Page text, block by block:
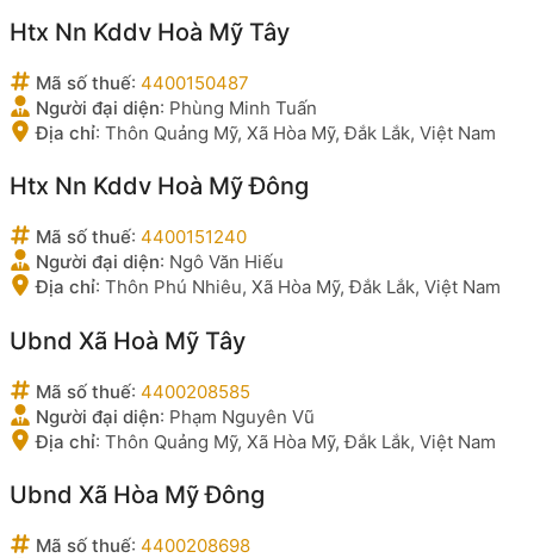
Htx Nn Kddv Hoà Mỹ Tây
Mã số thuế: 4400150487
Người đại diện: Phùng Minh Tuấn
Địa chỉ: Thôn Quảng Mỹ, Xã Hòa Mỹ, Đắk Lắk, Việt Nam
Htx Nn Kddv Hoà Mỹ Đông
Mã số thuế: 4400151240
Người đại diện: Ngô Văn Hiếu
Địa chỉ: Thôn Phú Nhiêu, Xã Hòa Mỹ, Đắk Lắk, Việt Nam
Ubnd Xã Hoà Mỹ Tây
Mã số thuế: 4400208585
Người đại diện: Phạm Nguyên Vũ
Địa chỉ: Thôn Quảng Mỹ, Xã Hòa Mỹ, Đắk Lắk, Việt Nam
Ubnd Xã Hòa Mỹ Đông
Mã số thuế: 4400208698